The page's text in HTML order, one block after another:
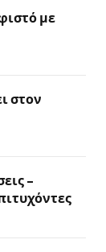
με
στον
–